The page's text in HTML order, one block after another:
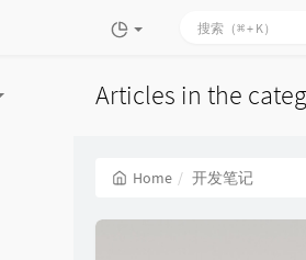
Articles in the
Home 开发笔记